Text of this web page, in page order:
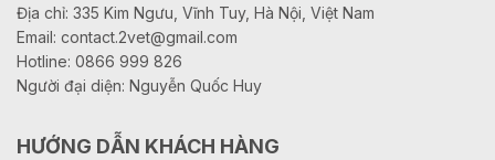
Địa chỉ: 335 Kim Ngưu, Vĩnh Tuy, Hà Nội, Việt Nam
Email: contact.2vet@gmail.com
Hotline: 0866 999 826
Người đại diện: Nguyễn Quốc Huy
HƯỚNG DẪN KHÁCH HÀNG